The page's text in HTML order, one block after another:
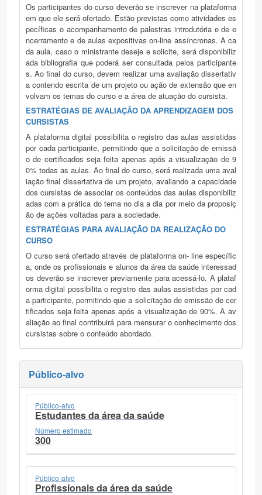
Os participantes do curso deverão se inscrever na plataforma
em que ele será ofertado. Estão previstas como atividades es
pecíficas o acompanhamento de palestras introdutória e de e
ncerramento e de aulas expositivas on-line assíncronas. A ca
da aula, caso o ministrante deseje e solicite, será disponibiliz
ada bibliografia que poderá ser consultada pelos participante
s. Ao final do curso, devem realizar uma avaliação dissertativ
a contendo escrita de um projeto ou ação de extensão que en
volvam os temas do curso e a área de atuação do cursista.
ESTRATÉGIAS DE AVALIAÇÃO DA APRENDIZAGEM DOS
CURSISTAS
A plataforma digital possibilita o registro das aulas assistidas
por cada participante, permitindo que a solicitação de emissã
o de certificados seja feita apenas após a visualização de 9
0% todas as aulas. Ao final do curso, será realizada uma aval
iação final dissertativa de um projeto, avaliando a capacidade
dos cursistas de associar os conteúdos das aulas disponibiliz
adas com a prática do tema no dia a dia por meio da proposiç
ão de ações voltadas para a sociedade.
ESTRATÉGIAS PARA AVALIAÇÃO DA REALIZAÇÃO DO
CURSO
O curso será ofertado através de plataforma on- line específic
a, onde os profissionais e alunos da área da saúde interessad
os deverão se inscrever previamente para acessá-lo. A plataf
orma digital possibilita o registro das aulas assistidas por cad
a participante, permitindo que a solicitação de emissão de cer
tificados seja feita apenas após a visualização de 90%. A av
aliação ao final contribuirá para mensurar o conhecimento dos
cursistas sobre o conteúdo abordado.
Público-alvo
Público-alvo
Estudantes da área da saúde
Número estimado
300
Público-alvo
Profissionais da área da saúde